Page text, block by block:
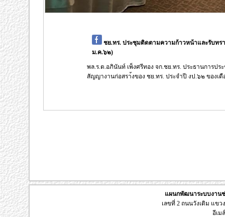
ชย.ทร. ประชุมติดตามความก้าวหน้าและรับท
ม.ค.๖๒)
พล.ร.ต.อภินันท์ เพ็งศรีทอง จก.ชย.ทร. ประธานการ
สัญญางานก่อสรา้งของ ชย.ทร. ประจำปี งป.๖๒ ของ
แผนกพัฒนาระบบงานช่
เลขที่ 2 ถนนวังเดิม แขว
อีเม